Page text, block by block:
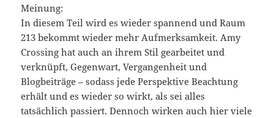
Meinung:
In diesem Teil wird es wieder spannend und Raum
213 bekommt wieder mehr Aufmerksamkeit. Amy
Crossing hat auch an ihrem Stil gearbeitet und
verknüpft, Gegenwart, Vergangenheit und
Blogbeiträge – sodass jede Perspektive Beachtung
erhält und es wieder so wirkt, als sei alles
tatsächlich passiert. Dennoch wirken auch hier viele